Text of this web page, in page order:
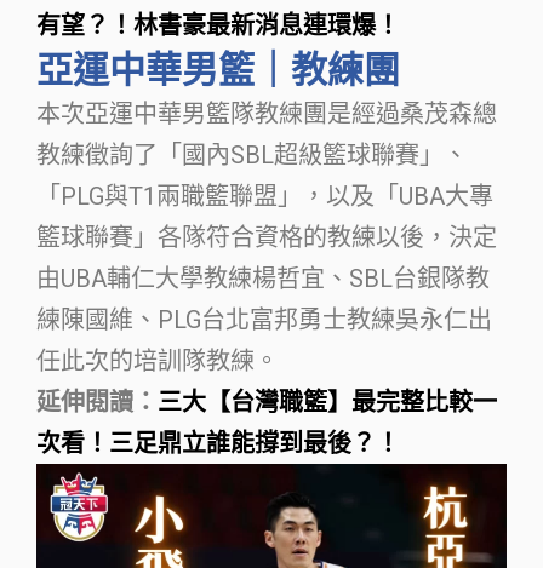
有望？！林書豪最新消息連環爆！
亞運中華男籃｜教練團
本次亞運中華男籃隊教練團是經過桑茂森總
教練徵詢了「國內SBL超級籃球聯賽」、
「PLG與T1兩職籃聯盟」，以及「UBA大專
籃球聯賽」各隊符合資格的教練以後，決定
由UBA輔仁大學教練楊哲宜、SBL台銀隊教
練陳國維、PLG台北富邦勇士教練吳永仁出
任此次的培訓隊教練。
延伸閱讀： 三大【台灣職籃】最完整比較一
次看！三足鼎立誰能撐到最後？！